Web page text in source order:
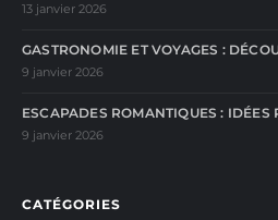
13 janvier 2026
GASTRONOMIE ET VOYAGES :
9 janvier 2026
ESCAPADES ROMANTIQUES :
9 janvier 2026
CATÉGORIES